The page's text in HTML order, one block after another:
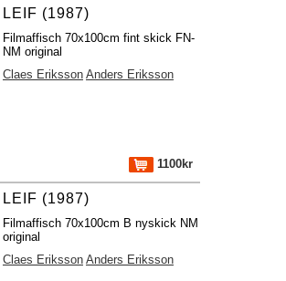
LEIF (1987)
Filmaffisch 70x100cm fint skick FN-
NM original
Claes Eriksson Anders Eriksson
1100kr
LEIF (1987)
Filmaffisch 70x100cm B nyskick NM
original
Claes Eriksson Anders Eriksson